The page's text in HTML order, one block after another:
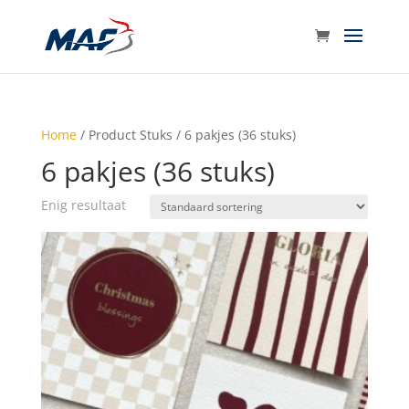
Home/ Product Stuks / 6 pakjes (36 stuks)
6 pakjes (36 stuks)
Enig resultaat